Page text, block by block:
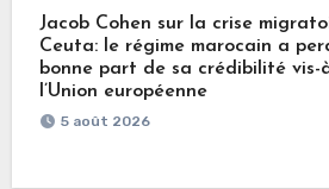
Jacob Cohen sur la crise
Ceuta: le régime marocain a
bonne part de sa crédibilité vis-
l’Union européenne
5 août 2026